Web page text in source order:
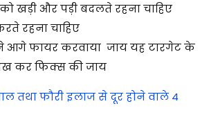
खड़ी और पड़ी बदलते रहना चाहिए
रहना चाहिए
आगे फायर करवाया जाय यह टारगेट के
कर फिक्स की जाय
तथा फौरी इलाज से दूर होने वाले 4